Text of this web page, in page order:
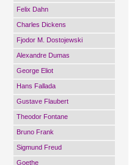
Felix Dahn
Charles Dickens
Fjodor M. Dostojewski
Alexandre Dumas
George Eliot
Hans Fallada
Gustave Flaubert
Theodor Fontane
Bruno Frank
Sigmund Freud
Goethe